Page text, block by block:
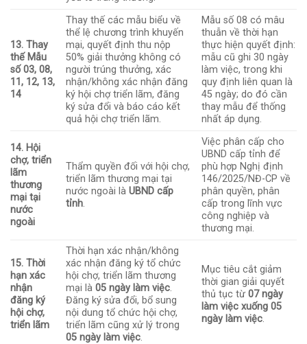
13. Thay
thế Mẫu
số 03, 08,
11, 12, 13,
14
Thay thế các mẫu biểu về
thể lệ chương trình khuyến
mại, quyết định thu nộp
50% giải thưởng không có
người trúng thưởng, xác
nhận/không xác nhận đăng
ký hội chợ triển lãm, đăng
ký sửa đổi và báo cáo kết
quả hội chợ triển lãm.
Mẫu số 08 có mâu
thuẫn về thời hạn
thực hiện quyết định:
mẫu cũ ghi 30 ngày
làm việc, trong khi
quy định liên quan là
45 ngày; do đó cần
thay mẫu để thống
nhất áp dụng.
14. Hội
chợ, triển
lãm
thương
mại tại
nước
ngoài
Thẩm quyền đối với hội chợ,
triển lãm thương mại tại
nước ngoài làUBND cấp
tỉnh.
Việc phân cấp cho
UBND cấp tỉnh để
phù hợp Nghị định
146/2025/NĐ-CP về
phân quyền, phân
cấp trong lĩnh vực
công nghiệp và
thương mại.
15. Thời
hạn xác
nhận
đăng ký
hội chợ,
triển lãm
Thời hạn xác nhận/không
xác nhận đăng ký tổ chức
hội chợ, triển lãm thương
mại là05 ngày làm việc.
Đăng ký sửa đổi, bổ sung
nội dung tổ chức hội chợ,
triển lãm cũng xử lý trong
05 ngày làm việc.
Mục tiêu cắt giảm
thời gian giải quyết
thủ tục từ07 ngày
làm việc xuống 05
ngày làm việc.